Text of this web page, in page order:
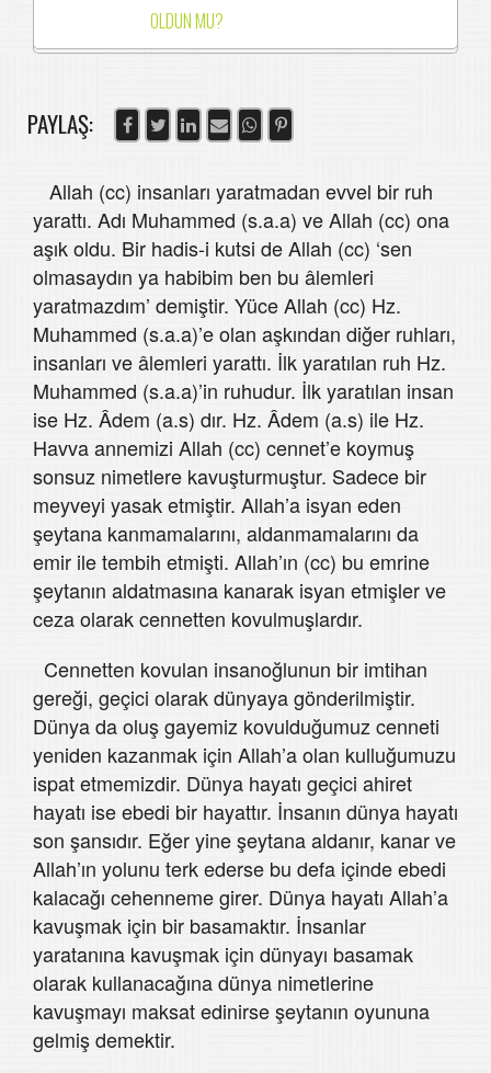
OLDUN MU?
PAYLAŞ:
Allah (cc) insanları yaratmadan evvel bir ruh
yarattı. Adı Muhammed (s.a.a) ve Allah (cc) ona
aşık oldu. Bir hadis-i kutsi de Allah (cc) ‘sen
olmasaydın ya habibim ben bu âlemleri
yaratmazdım’ demiştir. Yüce Allah (cc) Hz.
Muhammed (s.a.a)’e olan aşkından diğer ruhları,
insanları ve âlemleri yarattı. İlk yaratılan ruh Hz.
Muhammed (s.a.a)’in ruhudur. İlk yaratılan insan
ise Hz. Âdem (a.s) dır. Hz. Âdem (a.s) ile Hz.
Havva annemizi Allah (cc) cennet’e koymuş
sonsuz nimetlere kavuşturmuştur. Sadece bir
meyveyi yasak etmiştir. Allah’a isyan eden
şeytana kanmamalarını, aldanmamalarını da
emir ile tembih etmişti. Allah’ın (cc) bu emrine
şeytanın aldatmasına kanarak isyan etmişler ve
ceza olarak cennetten kovulmuşlardır.
Cennetten kovulan insanoğlunun bir imtihan
gereği, geçici olarak dünyaya gönderilmiştir.
Dünya da oluş gayemiz kovulduğumuz cenneti
yeniden kazanmak için Allah’a olan kulluğumuzu
ispat etmemizdir. Dünya hayatı geçici ahiret
hayatı ise ebedi bir hayattır. İnsanın dünya hayatı
son şansıdır. Eğer yine şeytana aldanır, kanar ve
Allah’ın yolunu terk ederse bu defa içinde ebedi
kalacağı cehenneme girer. Dünya hayatı Allah’a
kavuşmak için bir basamaktır. İnsanlar
yaratanına kavuşmak için dünyayı basamak
olarak kullanacağına dünya nimetlerine
kavuşmayı maksat edinirse şeytanın oyununa
gelmiş demektir.